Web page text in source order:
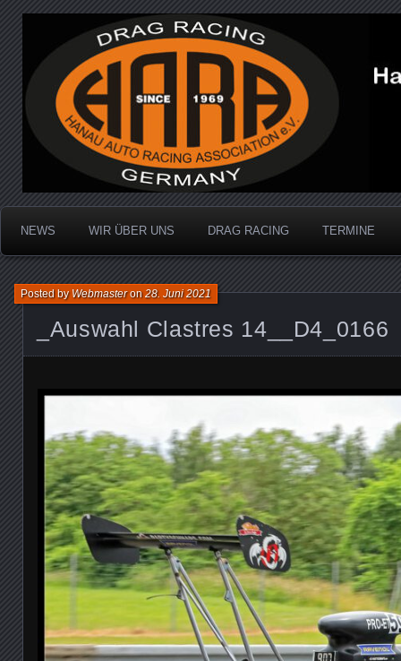
Hanau Auto Racing
Dragracing auf der 1/4 Meile
NEWS WIR ÜBER UNS DRAG RACING TERMINE
_Auswahl Clastres 14__D4_0166
Posted byWebmasteron28. Juni 2021